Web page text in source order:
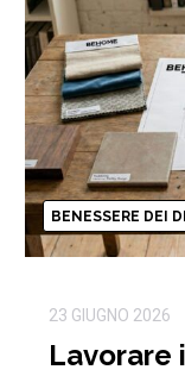
BENESSERE DEI
23 GIUGNO 2026
Lavorare